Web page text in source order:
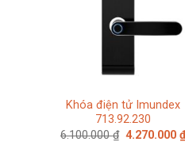
Khóa điện tử Imundex
713.92.230
6.100.000₫ Giá
4.270.000